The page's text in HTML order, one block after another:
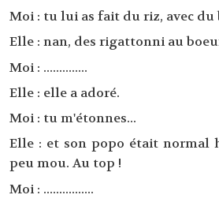
Moi : tu lui as fait du riz, avec du
Elle : nan, des rigattonni au
Moi : ..............
Elle : elle a adoré.
Moi : tu m'étonnes...
Elle : et son popo était normal
peu mou. Au top !
Moi : ................